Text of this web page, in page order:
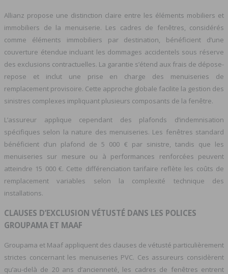
Allianz propose une distinction claire entre les éléments mobiliers et
immobiliers de la menuiserie. Les cadres de fenêtres, considérés
comme éléments immobiliers par destination, bénéficient d’une
couverture étendue incluant les dommages accidentels sous réserve
des exclusions contractuelles. La garantie s’étend aux frais de dépose-
repose et inclut une prise en charge des menuiseries de
remplacement provisoire. Cette approche globale facilite la gestion des
sinistres complexes impliquant plusieurs composants de la fenêtre.
L’assureur applique cependant des plafonds d’indemnisation
spécifiques selon la nature des menuiseries. Les fenêtres standard
bénéficient d’un plafond de 5 000 € par sinistre, tandis que les
menuiseries sur mesure ou à performances renforcées peuvent
atteindre 15 000 €. Cette différenciation tarifaire reflète les coûts de
remplacement variables selon la complexité technique des
installations.
CLAUSES D’EXCLUSION VÉTUSTÉ DANS LES POLICES
GROUPAMA ET MAAF
Groupama et Maaf appliquent des clauses de vétusté particulièrement
strictes concernant les menuiseries PVC. Ces assureurs considèrent
qu’au-delà de 20 ans d’ancienneté, les cadres de fenêtres entrent